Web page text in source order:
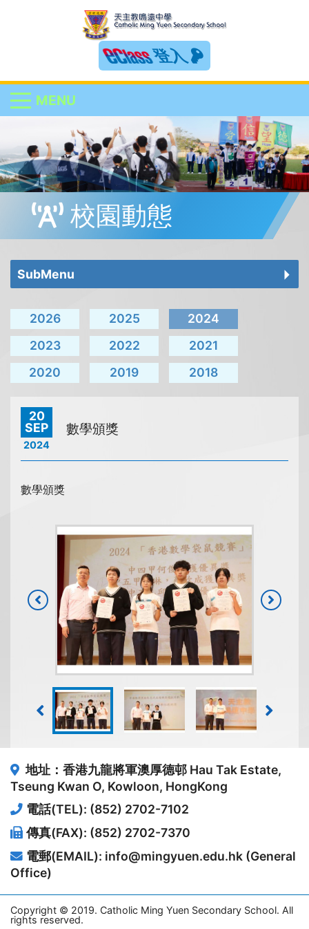
登入
MENU
校園動態
SubMenu
2026 2025
2024
2023
2022
2021
2020
2019 2018
20
SEP
2024
數學頒獎
數學頒獎
地址：香港九龍將軍澳厚德邨 Hau Tak Estate,
Tseung Kwan O, Kowloon, HongKong
電話(TEL): (852) 2702-7102
傳真(FAX): (852) 2702-7370
電郵(EMAIL): info@mingyuen.edu.hk (General
Office)
Copyright © 2019. Catholic Ming Yuen Secondary School. All
rights reserved.